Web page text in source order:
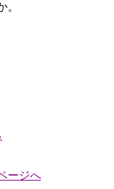
。
ージへ